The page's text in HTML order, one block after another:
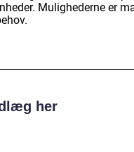
Mulighederne er
her